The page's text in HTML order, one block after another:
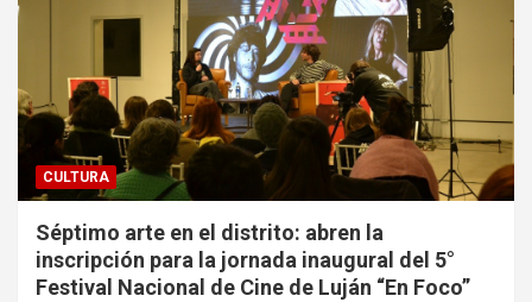
CULTURA
Séptimo arte en el distrito: abren la
inscripción para la jornada inaugural del 5°
Festival Nacional de Cine de Luján “En Foco”